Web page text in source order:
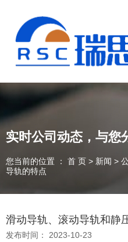
13925235098
实时公司动态，与您
您当前的位置 ： 首 页 > 新闻 >
导轨的特点
滑动导轨、滚动导轨和静
发布时间： 2023-10-23